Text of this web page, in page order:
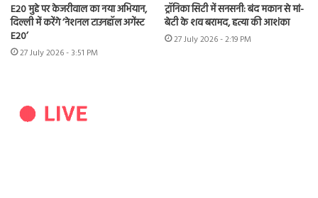
E20 मुद्दे पर केजरीवाल का नया अभियान,
दिल्ली में करेंगे ‘नेशनल टाउनहॉल अगेंस्ट
E20’
27 July 2026 - 3:51 PM
ट्रॉनिका सिटी में सनसनी: बंद मकान से मां-
बेटी के शव बरामद, हत्या की आशंका
27 July 2026 - 2:19 PM